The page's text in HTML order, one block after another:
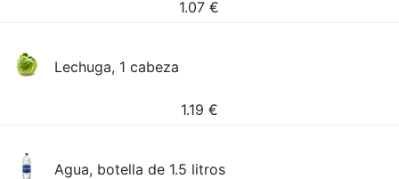
1.07 €
Lechuga, 1 cabeza
1.19 €
Agua, botella de 1.5 litros